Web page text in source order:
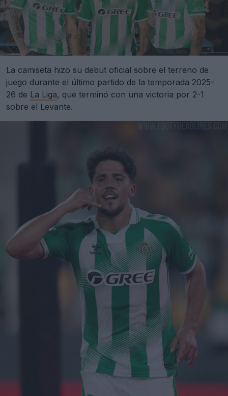
La camiseta hizo su debut oficial sobre el terreno de
juego durante el último partido de la temporada 2025-
26 de La Liga, que terminó con una victoria por 2-1
sobre el Levante.